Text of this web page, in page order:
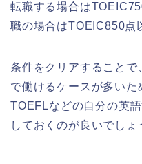
転職する場合は
職の場合はTOEIC850点
条件をクリアすることで
で働けるケースが多いた
TOEFLなどの自分の英
しておくのが良いでしょ